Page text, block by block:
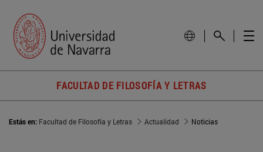
FACULTAD DE FILOSOFÍA Y LETRAS
Estás en: Facultad de Filosofía y Letras Actualidad Noticias